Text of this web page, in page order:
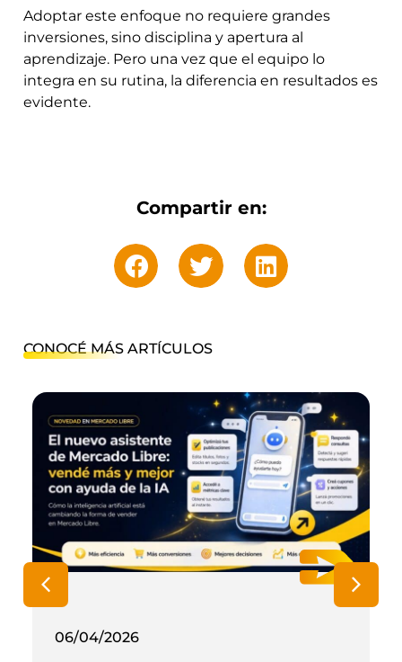
Adoptar este enfoque no requiere grandes
inversiones, sino disciplina y apertura al
aprendizaje. Pero una vez que el equipo lo
integra en su rutina, la diferencia en resultados es
evidente.
Compartir en:
CONOCÉ MÁS ARTÍCULOS
06/04/2026